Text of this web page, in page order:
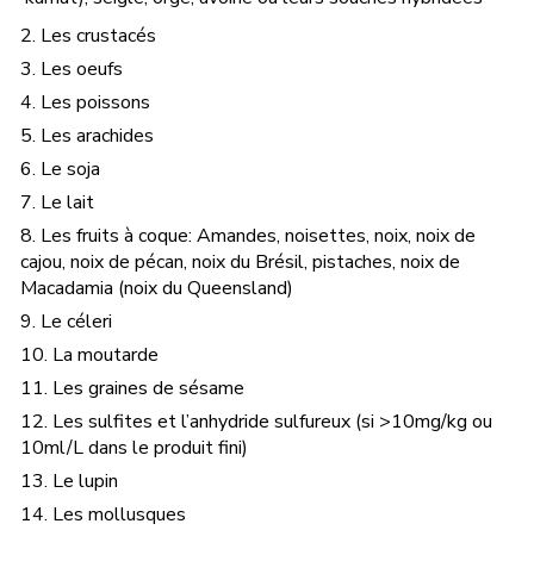
2. Les crustacés
3. Les oeufs
4. Les poissons
5. Les arachides
6. Le soja
7. Le lait
8. Les fruits à coque: Amandes, noisettes, noix, noix de
cajou, noix de pécan, noix du Brésil, pistaches, noix de
Macadamia (noix du Queensland)
9. Le céleri
10. La moutarde
11. Les graines de sésame
12. Les sulfites et l’anhydride sulfureux (si >10mg/kg ou
10ml/L dans le produit fini)
13. Le lupin
14. Les mollusques